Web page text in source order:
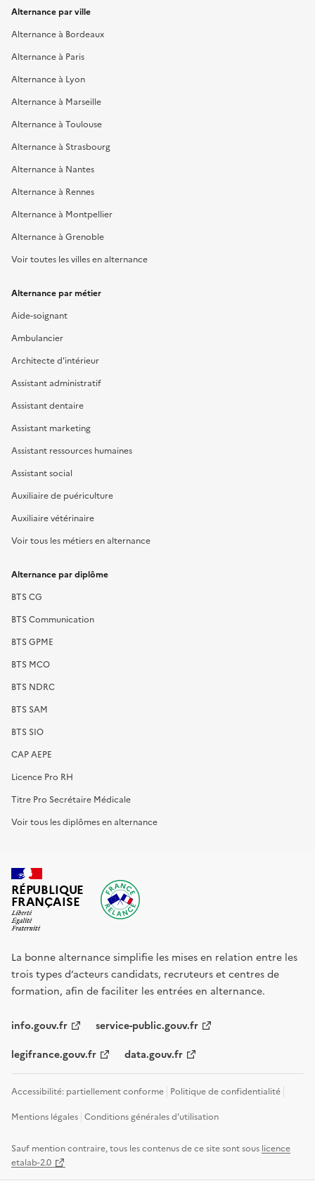
Alternance par ville
Alternance à Bordeaux
Alternance à Paris
Alternance à Lyon
Alternance à Marseille
Alternance à Toulouse
Alternance à Strasbourg
Alternance à Nantes
Alternance à Rennes
Alternance à Montpellier
Alternance à Grenoble
Voir toutes les villes en alternance
Alternance par métier
Aide-soignant
Ambulancier
Architecte d'intérieur
Assistant administratif
Assistant dentaire
Assistant marketing
Assistant ressources humaines
Assistant social
Auxiliaire de puériculture
Auxiliaire vétérinaire
Voir tous les métiers en alternance
Alternance par diplôme
BTS CG
BTS Communication
BTS GPME
BTS MCO
BTS NDRC
BTS SAM
BTS SIO
CAP AEPE
Licence Pro RH
Titre Pro Secrétaire Médicale
Voir tous les diplômes en alternance
RÉPUBLIQUE
FRANÇAISE
La bonne alternance simplifie les mises en relation entre les
trois types d’acteurs candidats, recruteurs et centres de
formation, afin de faciliter les entrées en alternance.
info.gouv.fr service-public.gouv.fr
legifrance.gouv.fr data.gouv.fr
Accessibilité: partiellement conforme Politique de confidentialité
Mentions légales Conditions générales d'utilisation
Sauf mention contraire, tous les contenus de ce site sont sous licence
etalab-2.0